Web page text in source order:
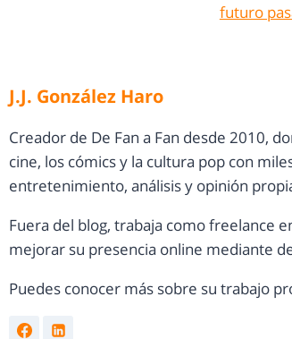
futuro
J.J. González Haro
Creador de De Fan a Fan desde 2010,
cine, los cómics y la cultura pop con
entretenimiento, análisis y opinión
Fuera del blog, trabaja como freelance
mejorar su presencia online mediante
Puedes conocer más sobre su trabajo